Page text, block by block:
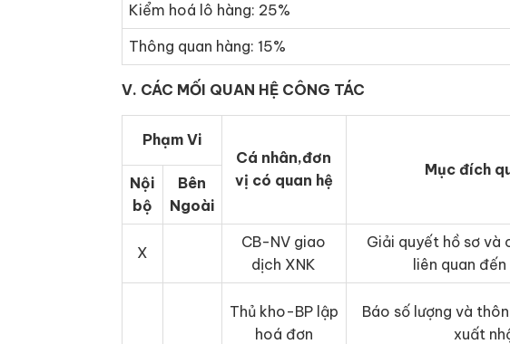
Kiểm hoá lô hàng: 25%
Thông quan hàng: 15%
V. CÁC MỐI QUAN HỆ CÔNG TÁC
Phạm Vi
Cá nhân,đơn
vị có quan hệ
Mục đích
Nội
bộ
Bên
Ngoài
X
CB-NV giao
dịch XNK
Giải quyết hồ sơ và
liên quan
Thủ kho-BP lập
hoá đơn
Báo số lượng và
xuất